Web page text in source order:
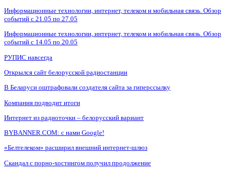
Информационные технологии, интернет, телеком и мобильная связь. Обзор
событий с 21.05 по 27.05
Информационные технологии, интернет, телеком и мобильная связь. Обзор
событий с 14.05 по 20.05
РУПИС навсегда
Открылся сайт белорусской радиостанции
В Беларуси оштрафовали создателя сайта за гиперссылку
Компания подводит итоги
Интернет из радиоточки – белорусский вариант
BYBANNER.COM: c нами Google!
«Белтелеком» расширил внешний интернет-шлюз
Скандал с порно-хостингом получил продолжение